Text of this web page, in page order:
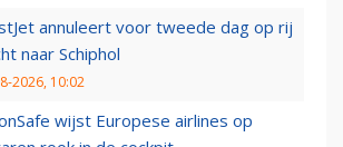
annuleert voor tweede dag op rij
naar Schiphol
2026, 10:02
wijst Europese airlines op